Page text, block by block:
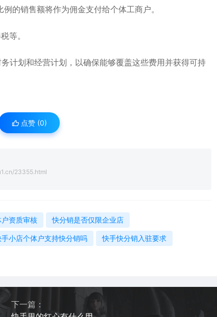
的销售额将作为佣金支付给个体工商户。
等。
计划和经营计划，以确保能够覆盖这些费用并获得可持
点赞 (0)
23355.html
资质审核 快分销是否仅限企业店
手小店个体户支持快分销吗 快手快分销入驻要求
下一篇：